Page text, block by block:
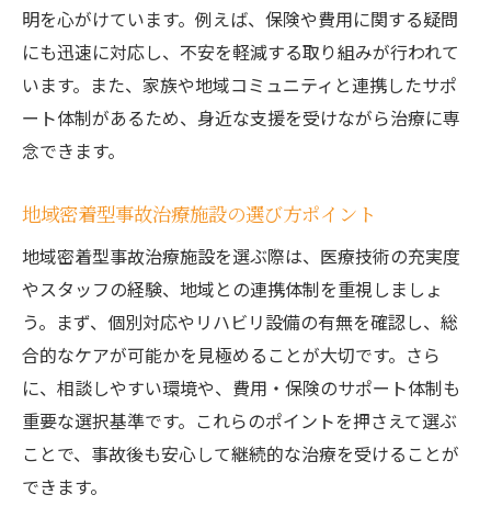
明を心がけています。例えば、保険や費用に関する疑問
にも迅速に対応し、不安を軽減する取り組みが行われて
います。また、家族や地域コミュニティと連携したサポ
ート体制があるため、身近な支援を受けながら治療に専
念できます。
地域密着型事故治療施設の選び方ポイント
地域密着型事故治療施設を選ぶ際は、医療技術の充実度
やスタッフの経験、地域との連携体制を重視しましょ
う。まず、個別対応やリハビリ設備の有無を確認し、総
合的なケアが可能かを見極めることが大切です。さら
に、相談しやすい環境や、費用・保険のサポート体制も
重要な選択基準です。これらのポイントを押さえて選ぶ
ことで、事故後も安心して継続的な治療を受けることが
できます。